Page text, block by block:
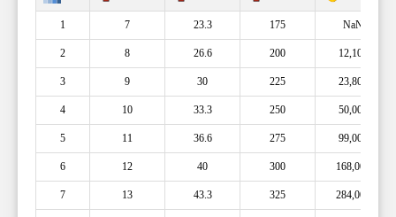
1 7 23.3 175 NaN
2 8 26.6 200 12,100
3 9 30 225 23,800
4 10 33.3 250 50,000
5 11 36.6 275 99,000
6 12 40 300 168,000
7 13 43.3 325 284,000